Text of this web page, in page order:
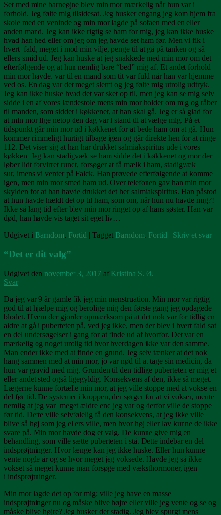
Set med mine barneøjne blev min mor mærkelig når hun var i
forhold. Jeg følte mig tilsidesat. Jeg husker engang jeg kom hjem fra
skole med en veninde og min mor lagde på sofaen med en eller
anden mand. Jeg kan ikke rigtig se ham for mig, jeg kan ikke huske
hvad han hed eller om jeg om jeg havde set ham før. Men vi fik i
hvert fald, meget i mod min vilje, penge til at gå på tanken og så
ellers smid ud. Jeg kan huske at jeg snakkede med min mor om det
efterfølgende og at hun nemlig bare “bed” mig af. Et andet forhold
min mor havde, var til en mand som tit var fuld når han var hjemme
ved os. En dag var det meget slemt og jeg følte mig utrolig udtryk.
Jeg kan ikke huske hvad det var sket op til, men jeg kan se mig selv
sidde i en af vores lændestole mens min mor holder om mig og råber
til manden, som sidder i køkkenet, at han skal gå. Jeg er så glad for
at min mor lige netop den dag var i stand til at vælge mig. På et
tidspunkt går min mor ud i køkkenet for at bede ham om at gå. Hun
kommer rimmeligt hurtigt tilbage igen og går direkte hen for at ringe
112. Det viser sig at han har drukket salmiakspiritus ude i vores
køkken. Jeg kan stadigvæk se ham sidde det i køkkenet og mor der
løber lidt forvirret rundt, forsøger at få mælk i ham, stadigvæk
sur, imens vi venter på Falck. Han prøvede efterfølgende at komme
igen, men min mor smed ham ud. Over telefonen gav han min mor
skylden for at han havde drukket det her salmiakspiritus. Han påstod
at hun havde hældt det op til ham, som om, når hun nu havde mig?!
Ikke så lang tid efter blev min mor ringet op af hans søster. Han var
død, han havde vis taget sit eget liv…
Udgivet i Barndom, Fortid | Tagget Barndom, Fortid | Skriv et svar
“Det er dit valg”
Udgivet den november 3, 2017 af Kristina S. Ø.
Svar
Da jeg var 9 år gamle fik jeg min menstruation. Min mor var rigtig
god til at hjælpe mig og berolige mig den første gang jeg opdagede
blodet. Hvem der gjorder opmærksom på at det nok var for tidlig en
aldre at gå i puberteten på, ved jeg ikke, men der blev i hvert fald sat
en del undersøgelser i gang for at finde ud af hvorfor. Det var en
mærkelig og noget urolig tid hvor hverdagen ikke var den samme.
Man ender ikke med at finde en grund. Jeg selv tænker at det nok
hang sammen med at min mor, jo var nød til at tage sin medicin, da
hun var gravid med mig. Grunden til den tidlige puberteten er mig et
eller andet sted også ligegyldig. Konsekvens af den, ikke så meget.
Lægerne kunne fortælle min mor, at jeg ville stoppe med at vokse en
del før tid. De systemer i kroppen, der sørger for at vi vokser, mente
nemlig at jeg var meget ældre end jeg var og derfor ville de stoppe
før tid. Dette ville selvfølelig få den konsekvens, at jeg ikke ville
blive så høj som jeg ellers ville, men hvor høj eller lav kunne de ikke
svare på. Min mor havde dog et valg. De kunne give mig en
behandling, som ville sætte puberteten i stå. Dette indebar en del
indsprøjtninger. Hvor længe kan jeg ikke huske. Eller hun kunne
vente nogle år og se hvor meget jeg voksede. Havde jeg så ikke
vokset så meget kunne man forsøge med væksthormoner, igen
i indsprøjtninger.
Min mor lagde det op for mig; ville jeg have en masse
indsprøjtninger nu og måske blive højre eller ville jeg vente og se og
måske blive højre? Jeg husker der stadig. Jeg blev spurgt mens